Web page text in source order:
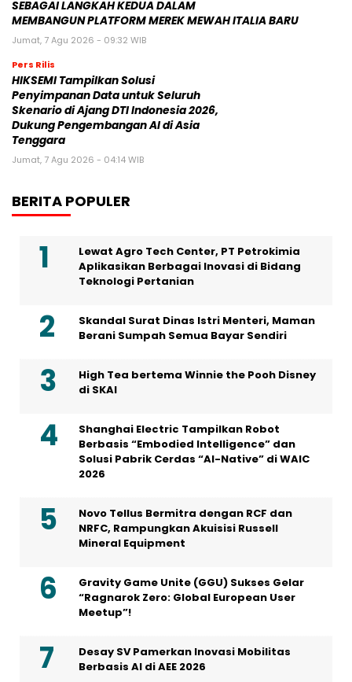
SEBAGAI LANGKAH KEDUA DALAM
MEMBANGUN PLATFORM MEREK MEWAH ITALIA BARU
Jumat, 7 Agu 2026 - 09:32 WIB
Pers Rilis
HIKSEMI Tampilkan Solusi
Penyimpanan Data untuk Seluruh
Skenario di Ajang DTI Indonesia 2026,
Dukung Pengembangan AI di Asia
Tenggara
Jumat, 7 Agu 2026 - 04:14 WIB
BERITA POPULER
Lewat Agro Tech Center, PT Petrokimia
Aplikasikan Berbagai Inovasi di Bidang
Teknologi Pertanian
Skandal Surat Dinas Istri Menteri, Maman
Berani Sumpah Semua Bayar Sendiri
High Tea bertema Winnie the Pooh Disney
di SKAI
Shanghai Electric Tampilkan Robot
Berbasis “Embodied Intelligence” dan
Solusi Pabrik Cerdas “AI-Native” di WAIC
2026
Novo Tellus Bermitra dengan RCF dan
NRFC, Rampungkan Akuisisi Russell
Mineral Equipment
Gravity Game Unite (GGU) Sukses Gelar
“Ragnarok Zero: Global European User
Meetup”!
Desay SV Pamerkan Inovasi Mobilitas
Berbasis AI di AEE 2026